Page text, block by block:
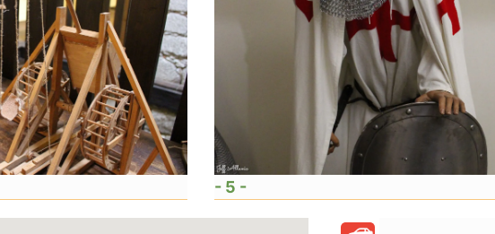
- 5 -